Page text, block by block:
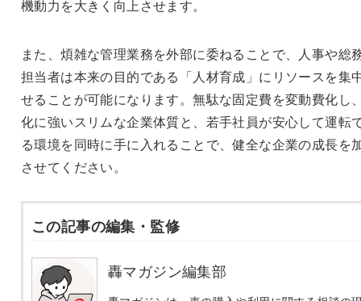
機動力を大きく向上させます。
また、煩雑な管理業務を外部に委ねることで、人事や総
担当者は本来の目的である「人材育成」にリソースを集
せることが可能になります。無駄な固定費を変動費化し
化に強いスリムな企業体質と、若手社員が安心して運転
る環境を同時に手に入れることで、健全な企業の成長を
させてください。
この記事の編集・監修
轟マガジン編集部